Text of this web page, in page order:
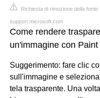
Richiesta di rimozione della fonte
support.microsoft.com
Come rendere
un'immagine con
Suggerimento: fare clic
sull'immagine e
tela trasparente. Una